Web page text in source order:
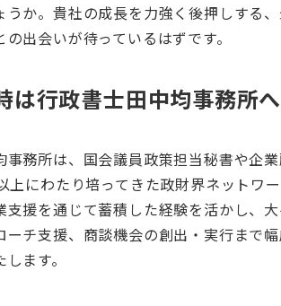
うか。貴社の成長を力強く後押しする
出会いが待っているはずです。
は行政書士田中均事務所へ
事務所は、国会議員政策担当秘書や企
上にわたり培ってきた政財界ネットワ
支援を通じて蓄積した経験を活かし、
ーチ支援、商談機会の創出・実行まで
ます。